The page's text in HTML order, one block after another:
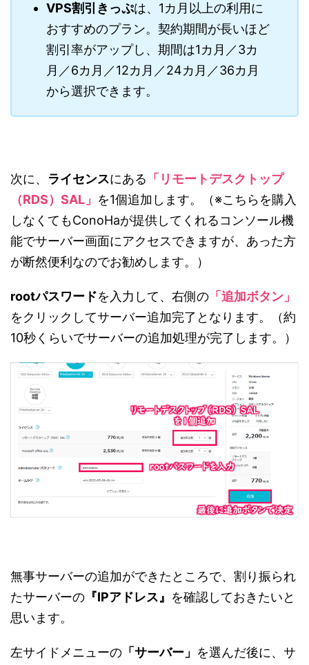
VPS割引きっぷは、1カ月以上の利用に
おすすめのプラン。契約期間が長いほど
割引率がアップし、期間は1カ月／3カ
月／6カ月／12カ月／24カ月／36カ月
から選択できます。
次に、 ライセンスにある 「リモートデスクトップ
（RDS）SAL」 を1個追加します。（※こちらを購入
しなくてもConoHaが提供してくれるコンソール機
能でサーバー画面にアクセスできますが、あった方
が断然便利なのでお勧めします。）
rootパスワードを入力して、右側の 「追加ボタン」
をクリックしてサーバー追加完了となります。（約
10秒くらいでサーバーの追加処理が完了します。）
無事サーバーの追加ができたところで、割り振られ
たサーバーの 『IPアドレス』 を確認しておきたいと
思います。
左サイドメニューの 「サーバー」 を選んだ後に、サ